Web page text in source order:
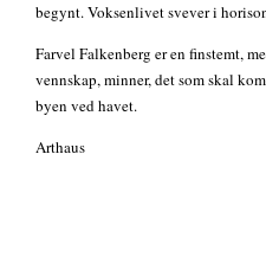
begynt. Voksenlivet svever i
Farvel Falkenberg er en finstemt,
vennskap, minner, det som skal
byen ved havet.
Arthaus